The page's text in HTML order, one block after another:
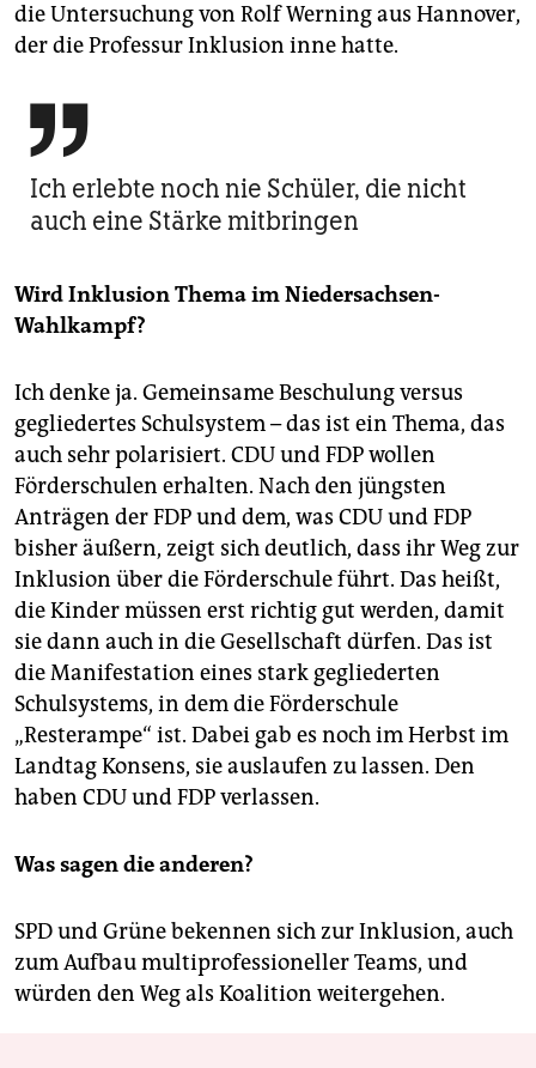
die Untersuchung von Rolf Werning aus Hannover,
der die Professur Inklusion inne hatte.

Ich erlebte noch nie Schüler, die nicht
auch eine Stärke mitbringen
Wird Inklusion Thema im Niedersachsen-
Wahlkampf?
Ich denke ja. Gemeinsame Beschulung versus
gegliedertes Schulsystem – das ist ein Thema, das
auch sehr polarisiert. CDU und FDP wollen
Förderschulen erhalten. Nach den jüngsten
Anträgen der FDP und dem, was CDU und FDP
bisher äußern, zeigt sich deutlich, dass ihr Weg zur
Inklusion über die Förderschule führt. Das heißt,
die Kinder müssen erst richtig gut werden, damit
sie dann auch in die Gesellschaft dürfen. Das ist
die Manifestation eines stark gegliederten
Schulsystems, in dem die Förderschule
„Resterampe“ ist. Dabei gab es noch im Herbst im
Landtag Konsens, sie auslaufen zu lassen. Den
haben CDU und FDP verlassen.
Was sagen die anderen?
SPD und Grüne bekennen sich zur Inklusion, auch
zum Aufbau multiprofessioneller Teams, und
würden den Weg als Koalition weitergehen.